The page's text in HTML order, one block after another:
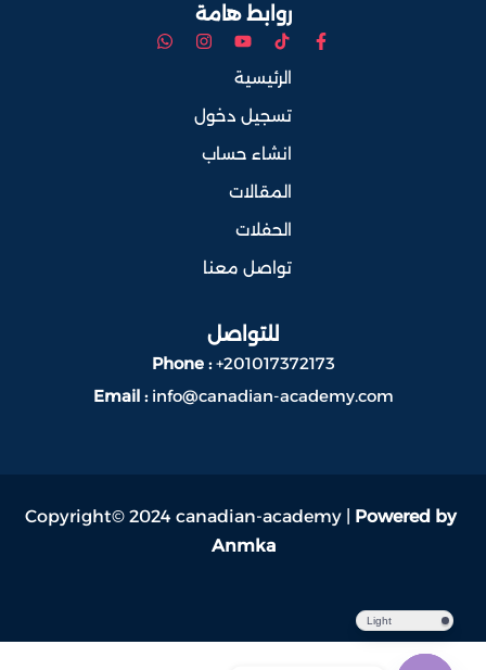
روابط هامة
الرئيسية
تسجيل دخول
انشاء حساب
المقالات
الحفلات
تواصل معنا
للتواصل
Phone :+201017372173
Email : info@canadian-academy.com
Copyright© 2024 canadian-academy |
Powered by
Anmka
Light